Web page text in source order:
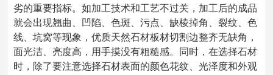
劣的重要指标。如加工技术和工艺不过关，加工后的成品
就会出现翘曲、凹陷、色斑、污点、缺棱掉角、裂纹、色
线、坑窝等现象，优质天然石材板材切割边整齐无缺角，
面光洁、亮度高，用手摸没有粗糙感。同时，在选择石材
时，除了要注意选择石材表面的颜色花纹、光泽度和外观